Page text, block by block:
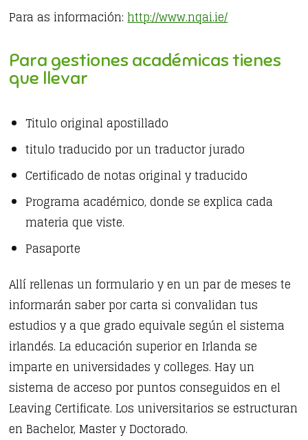
Para as información:http://www.nqai.ie/
Para gestiones académicas tienes
que llevar
Titulo original apostillado
titulo traducido por un traductor jurado
Certificado de notas original y traducido
Programa académico, donde se explica cada
materia que viste.
Pasaporte
Allí rellenas un formulario y en un par de meses te
informarán saber por carta si convalidan tus
estudios y a que grado equivale según el sistema
irlandés. La educación superior en Irlanda se
imparte en universidades y colleges. Hay un
sistema de acceso por puntos conseguidos en el
Leaving Certificate. Los universitarios se estructuran
en Bachelor, Master y Doctorado.